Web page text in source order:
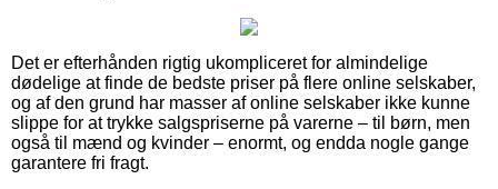
Det er efterhånden rigtig ukompliceret for almindelige
dødelige at finde de bedste priser på flere online selskaber,
og af den grund har masser af online selskaber ikke kunne
slippe for at trykke salgspriserne på varerne – til børn, men
også til mænd og kvinder – enormt, og endda nogle gange
garantere fri fragt.